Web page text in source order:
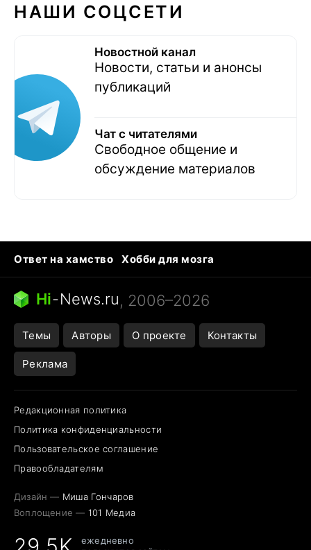
НАШИ СОЦСЕТИ
Новостной канал
Новости, статьи и анонсы
публикаций
Чат с читателями
Свободное общение и
обсуждение материалов
Ответ на хамство
Хобби для мозга
Бензин 100 и 95
Тунцы в океанариуме
Следующая пандемия
Hi-News.ru, 2006–2026
Темы Авторы О проекте Контакты
Реклама
Редакционная политика
Политика конфиденциальности
Пользовательское соглашение
Правообладателям
Дизайн — Миша Гончаров
Воплощение — 101 Медиа
ежедневно